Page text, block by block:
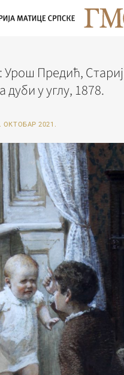
Урош Предић,
дуби у углу, 1878.
ОКТОБАР 2021.